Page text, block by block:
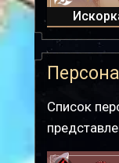
Список